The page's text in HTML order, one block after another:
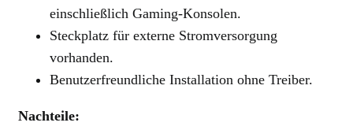
einschließlich Gaming-Konsolen.
Steckplatz für externe Stromversorgung
vorhanden.
Benutzerfreundliche Installation ohne Treiber.
Nachteile: